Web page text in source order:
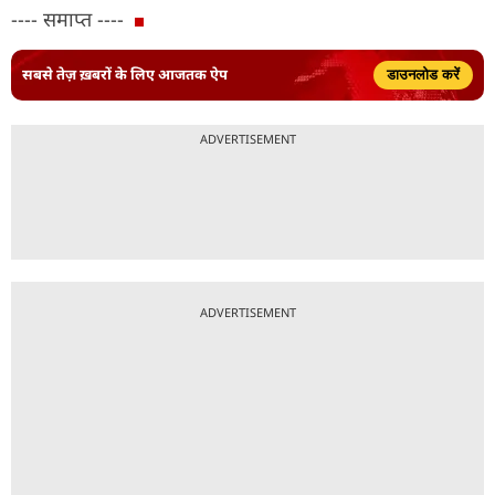
---- समाप्त ----
सबसे तेज़ ख़बरों के लिए आजतक ऐप डाउनलोड करें
ADVERTISEMENT
ADVERTISEMENT